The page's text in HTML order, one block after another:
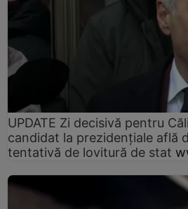
UPDATE Zi decisivă pentru
candidat la prezidențiale află
tentativă de lovitură de stat